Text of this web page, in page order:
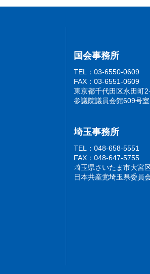
国会事務所
TEL：03-6550-0609
FAX：03-6551-0609
東京都千代田区永田町
参議院議員会館609号室
埼玉事務所
TEL：048-658-5551
FAX：048-647-5755
埼玉県さいたま市大宮
日本共産党埼玉県委員